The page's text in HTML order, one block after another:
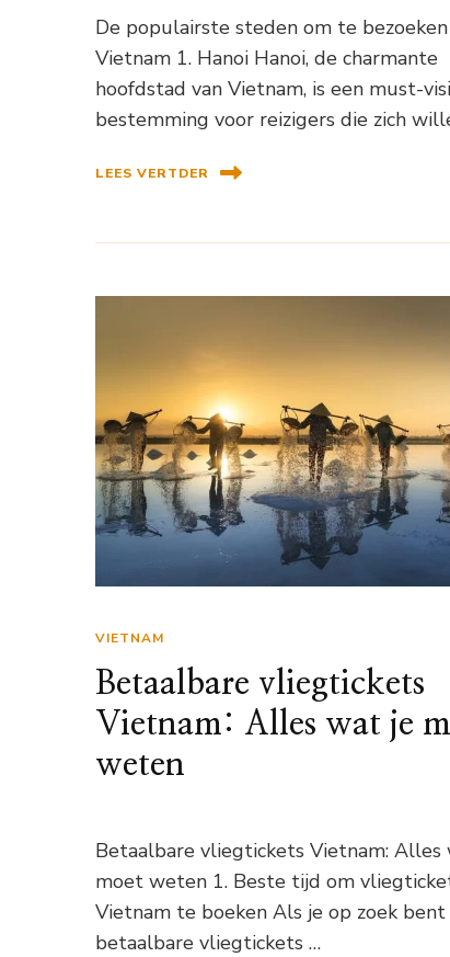
De populairste steden om te
Vietnam 1. Hanoi Hanoi, de charmante
hoofdstad van Vietnam, is een must-
bestemming voor reizigers die zich
LEES VERTDER
VIETNAM
Betaalbare vliegtickets
Vietnam: Alles wat je
weten
Betaalbare vliegtickets Vietnam: Alles
moet weten 1. Beste tijd om
Vietnam te boeken Als je op zoek bent
betaalbare vliegtickets …